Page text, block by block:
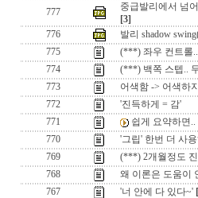
777
중급발리에서 넘
[3]
776
발리 shadow
775
(***) 좌우 컨트롤
774
(***) 백쪽 스텝..
773
어색함 -> 어색하
772
'진득하게 = 감'
771
쉽게 요약하면..
770
'그립' 한번 더 사
769
(***) 2개월정도
768
왜 이론은 도움이
767
'너 안에 다 있다~'